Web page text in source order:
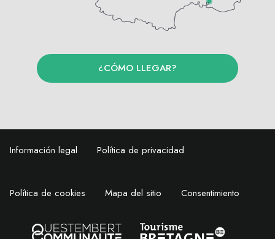
¿CÓMO LLEGAR?
Información legal Política de privacidad
Política de cookies Mapa del sitio Consentimiento